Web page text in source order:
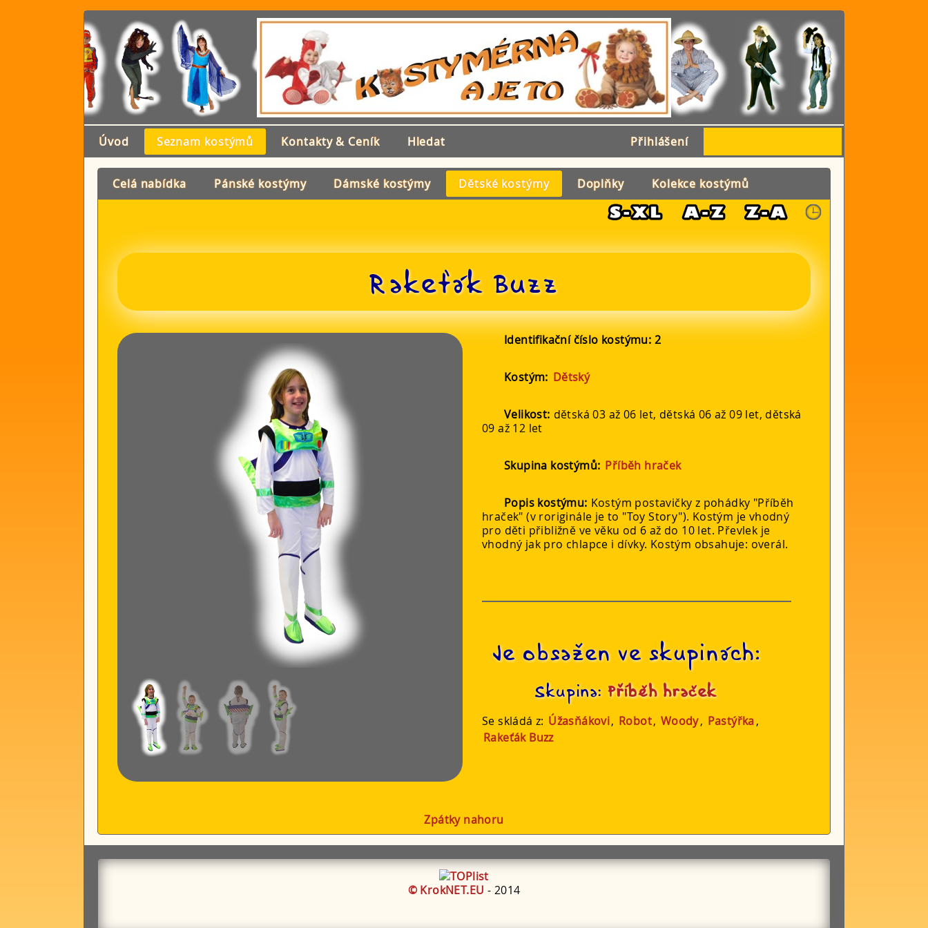
Úvod Seznam kostýmů Kontakty & Ceník Hledat Přihlášení
Celá nabídka Pánské kostýmy Dámské kostýmy Dětské kostýmy Doplňky Kolekce kostýmů
Rakeťák Buzz
Identifikační číslo kostýmu: 2
Kostým: Dětský
Velikost: dětská 03 až 06 let, dětská 06 až 09 let, dětská
09 až 12 let
Skupina kostýmů: Příběh hraček
Popis kostýmu: Kostým postavičky z pohádky "Příběh
hraček" (v roriginále je to "Toy Story"). Kostým je vhodný
pro děti přibližně ve věku od 6 až do 10 let. Převlek je
vhodný jak pro chlapce i dívky. Kostým obsahuje: overál.
Je obsažen ve skupinách:
Skupina: Příběh hraček
Se skládá z: Úžasňákovi, Robot, Woody, Pastýřka,
Rakeťák Buzz
Zpátky nahoru
© KrokNET.EU - 2014